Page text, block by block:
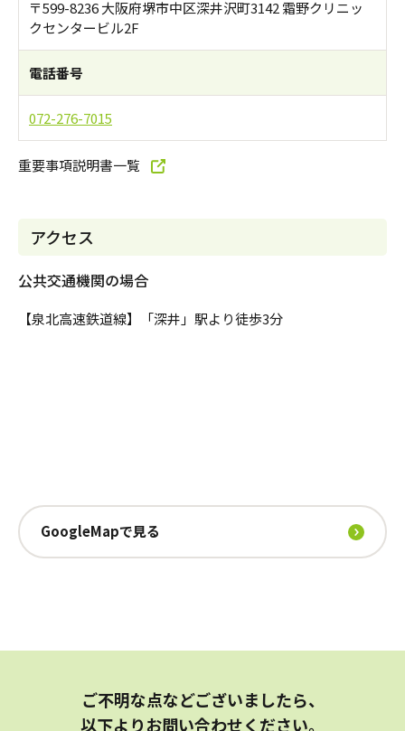
〒599-8236 大阪府堺市中区深井沢町3142 霜野クリニッ
クセンタービル2F
電話番号
072-276-7015
重要事項説明書一覧
アクセス
公共交通機関の場合
【泉北高速鉄道線】「深井」駅より徒歩3分
GoogleMapで見る
ご不明な点などございましたら、
以下よりお問い合わせください。